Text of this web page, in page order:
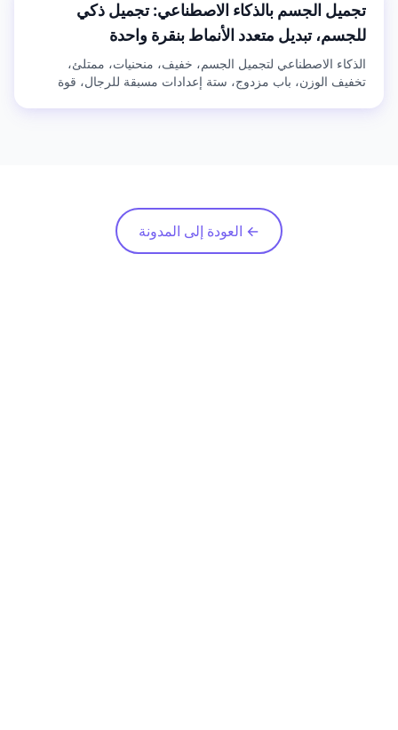
تجميل الجسم بالذكاء الاصطناعي: تجميل ذكي
للجسم، تبديل متعدد الأنماط بنقرة واحدة
الذكاء الاصطناعي لتجميل الجسم، خفيف، منحنيات، ممتلئ،
تخفيف الوزن، باب مزدوج، ستة إعدادات مسبقة للرجال، قوة
← العودة إلى المدونة